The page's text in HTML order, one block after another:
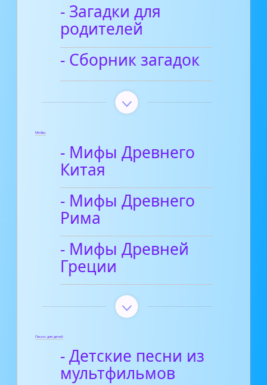
- Загадки для
родителей
- Сборник загадок
Мифы
- Мифы Древнего
Китая
- Мифы Древнего
Рима
- Мифы Древней
Греции
Песни для детей
- Детские песни из
мультфильмов